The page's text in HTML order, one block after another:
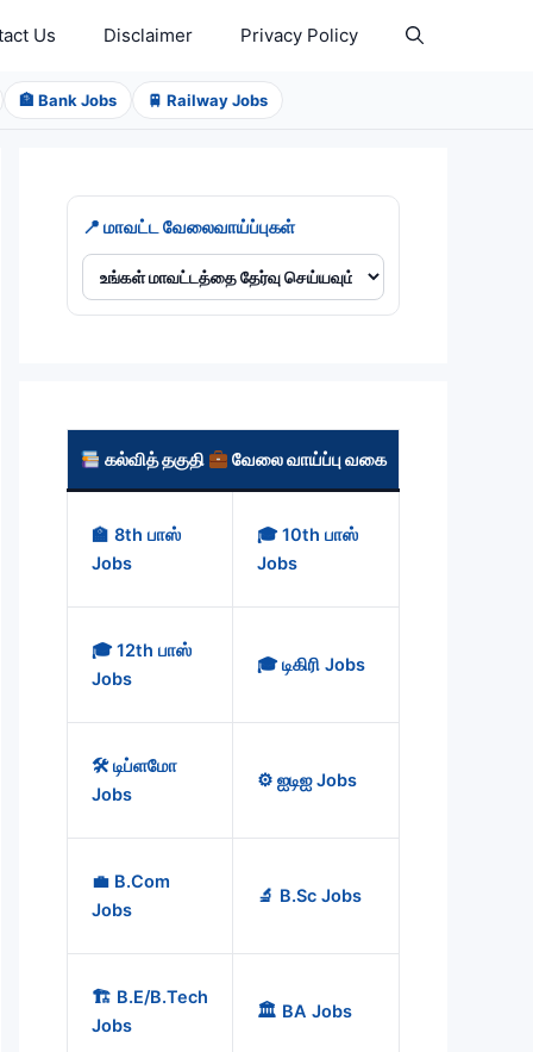
Us Disclaimer Privacy Policy
🏦 Bank Jobs 🚆 Railway Jobs
📍 மாவட்ட வேலைவாய்ப்புகள்
கல்வித் தகுதி வேலை வாய்ப்பு வகை
🏫 8th பாஸ்
Jobs
🎓 10th பாஸ்
Jobs
🎓 12th பாஸ்
Jobs
🎓 டிகிரி Jobs
🛠️ டிப்ளமோ
Jobs
⚙️ ஐடிஐ Jobs
💼 B.Com
Jobs
🔬 B.Sc Jobs
🏗️ B.E/B.Tech
Jobs
🏛️ BA Jobs